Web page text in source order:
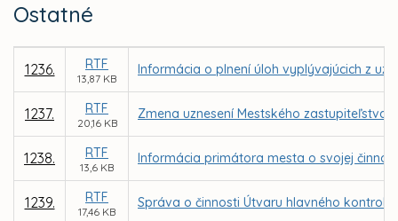
Ostatné
1236. RTF
13,87 KB
Informácia o plnení úloh vyplývajúcich z
1237. RTF
20,16 KB
Zmena uznesení Mestského zastupiteľstva
1238. RTF
13,6 KB
Informácia primátora mesta o svojej
1239. RTF
17,46 KB
Správa o činnosti Útvaru hlavného